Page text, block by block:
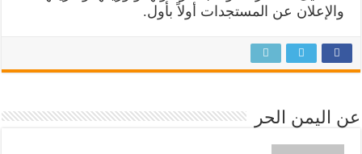
والإعلان عن المستجدات أولاً بأول.
عن اليمن الحر